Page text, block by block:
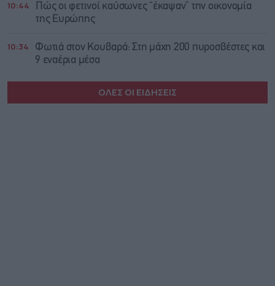
10:44
Πώς οι φετινοί καύσωνες “έκαψαν” την οικονομία
της Ευρώπης
10:34
Φωτιά στον Κουβαρά: Στη μάχη 200 πυροσβέστες και
9 εναέρια μέσα
ΟΛΕΣ ΟΙ ΕΙΔΗΣΕΙΣ